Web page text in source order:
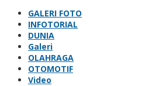
GALERI FOTO
INFOTORIAL
DUNIA
Galeri
OLAHRAGA
OTOMOTIF
Video